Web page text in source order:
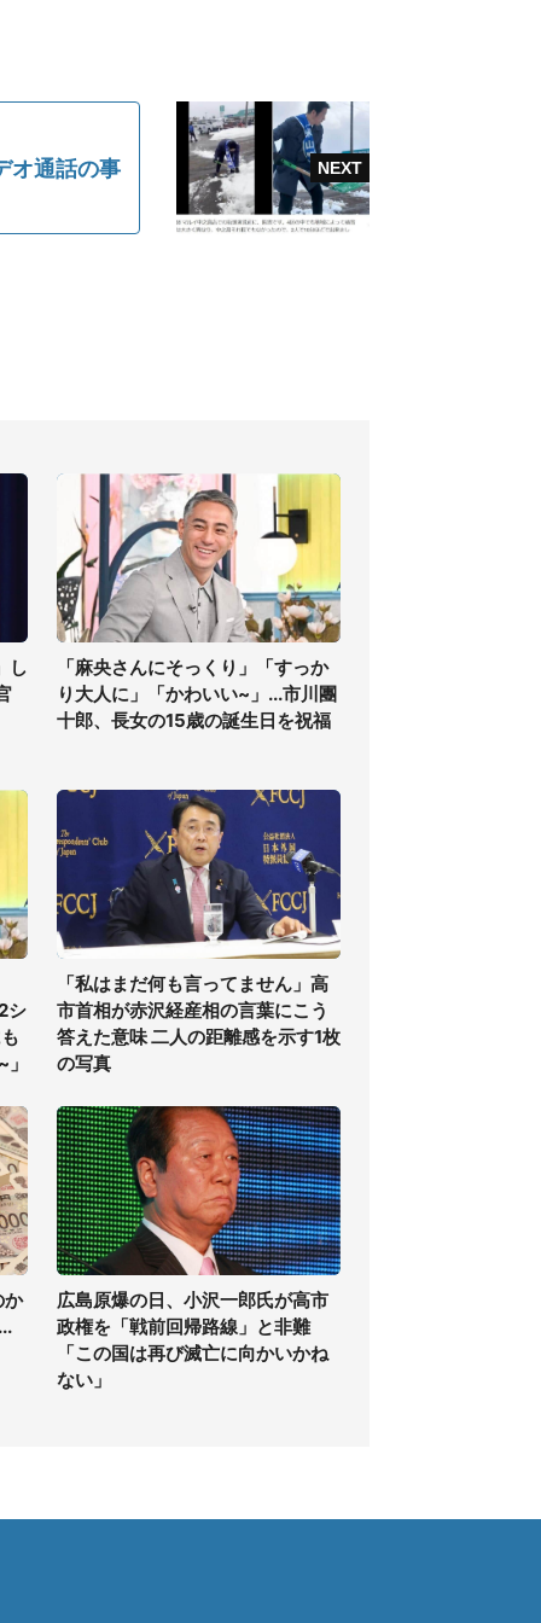
オ通話の事
し
「麻央さんにそっくり」「すっか
り大人に」「かわいい~」...市川團
十郎、長女の15歳の誕生日を祝福
シ
「私はまだ何も言ってません」高
市首相が赤沢経産相の言葉にこう
答えた意味 二人の距離感を示す1枚
の写真
か
広島原爆の日、小沢一郎氏が高市
政権を「戦前回帰路線」と非難
「この国は再び滅亡に向かいかね
ない」